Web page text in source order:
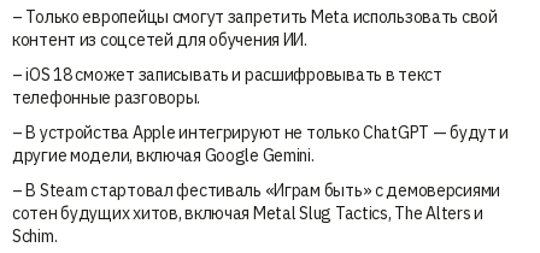
– Только европейцы смогут запретить Meta использовать свой
контент из соцсетей для обучения ИИ.
– iOS 18 сможет записывать и расшифровывать в текст
телефонные разговоры.
– В устройства Apple интегрируют не только ChatGPT — будут и
другие модели, включая Google Gemini.
– В Steam стартовал фестиваль «Играм быть» с демоверсиями
сотен будущих хитов, включая Metal Slug Tactics, The Alters и
Schim.